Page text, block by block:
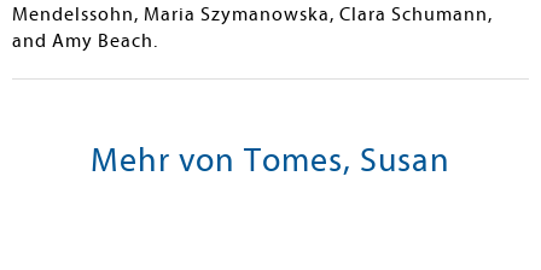
Mendelssohn, Maria Szymanowska, Clara Schumann,
and Amy Beach.
Mehr von Tomes, Susan